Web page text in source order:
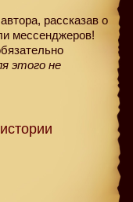
рассказав о
мессенджеров!
этого не